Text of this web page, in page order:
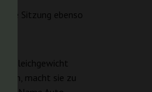
Sitzung ebenso
Gleichgewicht
macht sie zu